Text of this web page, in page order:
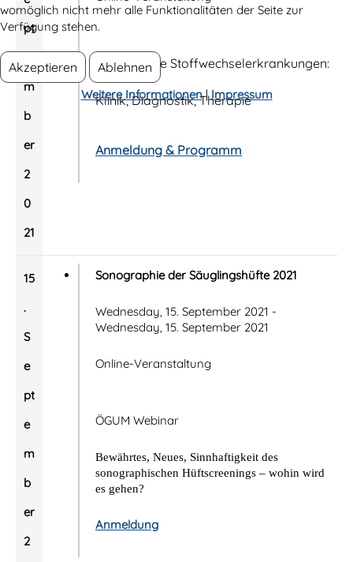
pt
m
b
er
2
0
21
Angeborene Stoffwechselerkrankungen:
Klinik, Diagnostik, Therapie
Anmeldung & Programm
15
.
S
e
pt
e
m
b
er
2
Sonographie der Säuglingshüfte 2021
Wednesday, 15. September 2021 -
Wednesday, 15. September 2021
Online-Veranstaltung
ÖGUM Webinar
Bewährtes, Neues, Sinnhaftigkeit des
sonographischen Hüftscreenings – wohin wird
es gehen?
Anmeldung
womöglich nicht mehr alle Funktionalitäten der Seite zur
Verfügung stehen.
Akzeptieren Ablehnen
Weitere Informationen|Impressum